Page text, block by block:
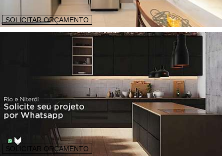
SOLICITAR ORÇAMENTO
SOLICITAR ORÇAMENTO